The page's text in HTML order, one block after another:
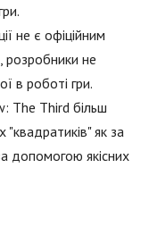
не є офіційним
не
в роботі гри.
The Third більш
як за
допомогою якісних